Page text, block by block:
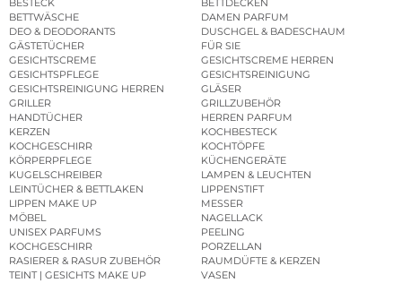
BESTECK
BETTDECKEN
BETTWÄSCHE
DAMEN PARFUM
DEO & DEODORANTS
DUSCHGEL & BADESCHAUM
GÄSTETÜCHER
FÜR SIE
GESICHTSCREME
GESICHTSCREME HERREN
GESICHTSPFLEGE
GESICHTSREINIGUNG
GESICHTSREINIGUNG HERREN
GLÄSER
GRILLER
GRILLZUBEHÖR
HANDTÜCHER
HERREN PARFUM
KERZEN
KOCHBESTECK
KOCHGESCHIRR
KOCHTÖPFE
KÖRPERPFLEGE
KÜCHENGERÄTE
KUGELSCHREIBER
LAMPEN & LEUCHTEN
LEINTÜCHER & BETTLAKEN
LIPPENSTIFT
LIPPEN MAKE UP
MESSER
MÖBEL
NAGELLACK
UNISEX PARFUMS
PEELING
KOCHGESCHIRR
PORZELLAN
RASIERER & RASUR ZUBEHÖR
RAUMDÜFTE & KERZEN
TEINT | GESICHTS MAKE UP
VASEN